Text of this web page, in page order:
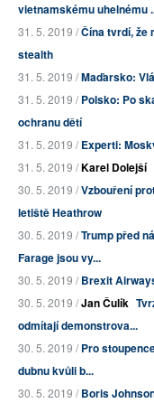
vietnamskému uhelnému
31. 5. 2019 /Čína tvrdí, že
stealth
31. 5. 2019 /Maďarsko:
31. 5. 2019 /Polsko: Po
ochranu dětí
31. 5. 2019 /Experti:
31. 5. 2019 /Karel Dolejší
30. 5. 2019 /Vzbouření
letiště Heathrow
30. 5. 2019 /Trump před
Farage jsou vy...
30. 5. 2019 /Brexit
30. 5. 2019 /Jan Čulík
odmítají demonstrova...
30. 5. 2019 /Pro
dubnu kvůli b...
30. 5. 2019 /Boris